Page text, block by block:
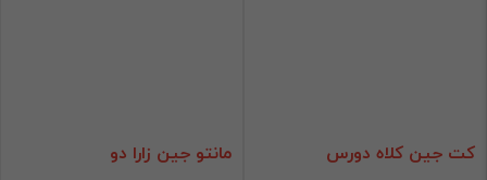
کت جین کلاه دورس مانتو جین زارا دو